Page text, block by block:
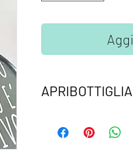
APRIBOTTIGLIA
Attacato all'alta del